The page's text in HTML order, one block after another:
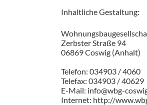
Inhaltliche Gestaltung:
Zerbster Straße 94
06869 Coswig (Anhalt)
Telefon: 034903 / 4060
Telefax: 034903 / 40629
E-Mail: info@wbg-
Internet: http://